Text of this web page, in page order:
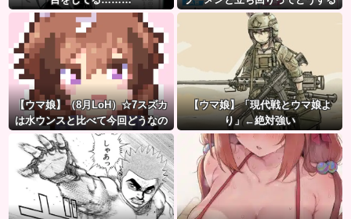
べきなの？
【ウマ娘】（8月LoH）☆7スズカ
は水ウンスと比べて今回どうなの
だ？
【ウマ娘】「現代戦とウマ娘よ
り」←絶対強い